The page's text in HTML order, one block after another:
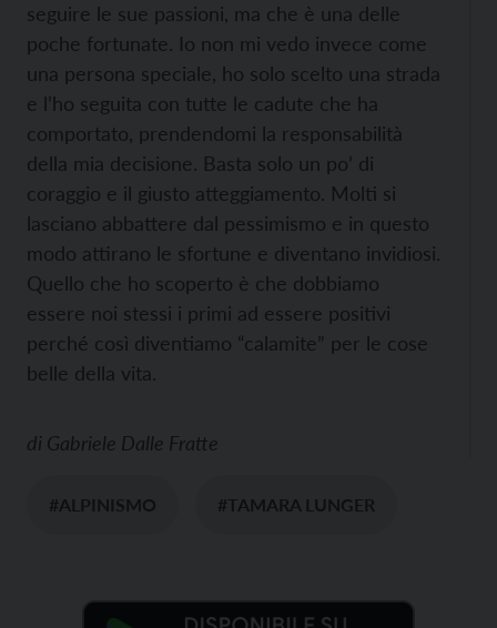
seguire le sue passioni, ma che è una delle
poche fortunate. Io non mi vedo invece come
una persona speciale, ho solo scelto una strada
e l’ho seguita con tutte le cadute che ha
comportato, prendendomi la responsabilità
della mia decisione. Basta solo un po’ di
coraggio e il giusto atteggiamento. Molti si
lasciano abbattere dal pessimismo e in questo
modo attirano le sfortune e diventano invidiosi.
Quello che ho scoperto è che dobbiamo
essere noi stessi i primi ad essere positivi
perché così diventiamo “calamite” per le cose
belle della vita.
di Gabriele Dalle Fratte
#ALPINISMO #TAMARA LUNGER